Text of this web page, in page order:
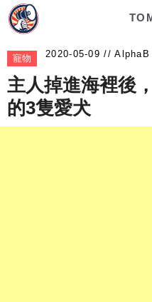
寵物 AlphaB
主人掉進海裡後
的3隻愛犬